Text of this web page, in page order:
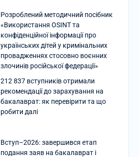
Розроблений методичний посібник
«Використання OSINT та
конфіденційної інформації про
українських дітей у кримінальних
провадженнях стосовно воєнних
злочинів російської федерації»
212 837 вступників отримали
рекомендації до зарахування на
бакалаврат: як перевірити та що
робити далі
Вступ–2026: завершився етап
подання заяв на бакалаврат і